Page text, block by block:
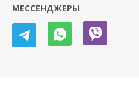
МЕССЕНДЖЕРЫ